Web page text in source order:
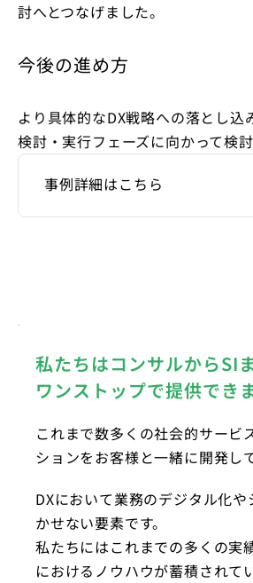
討へとつなげました。
今後の進め方
より具体的なDX戦略への落とし込
検討・実行フェーズに向かって検討
事例詳細はこちら
私たちはコンサルからSI
ワンストップで提供できま
これまで数多くの社会的サービ
ションをお客様と一緒に開発し
DXにおいて業務のデジタル化
かせない要素です。
私たちにはこれまでの多くの実
におけるノウハウが蓄積されて